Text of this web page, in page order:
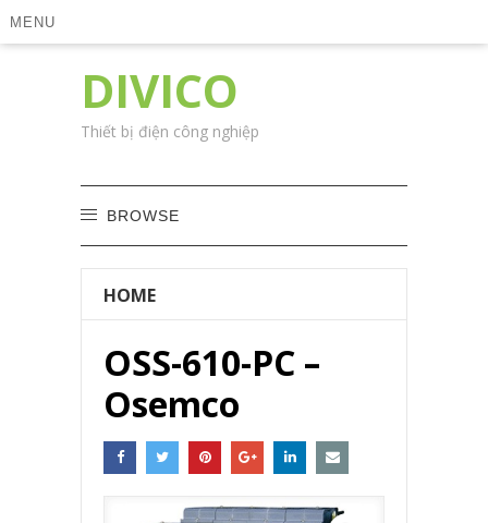
MENU
DIVICO
Thiết bị điện công nghiệp
BROWSE
HOME
OSS-610-PC –
Osemco